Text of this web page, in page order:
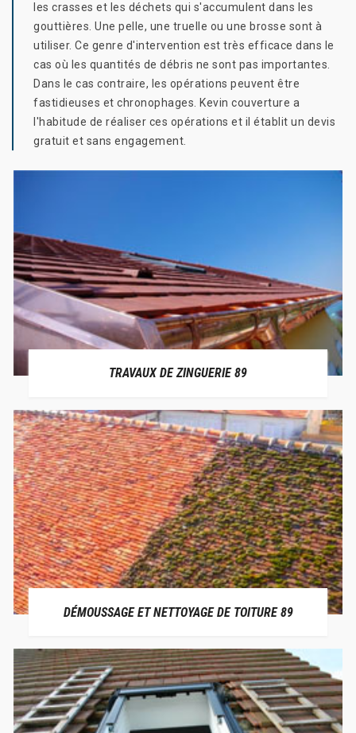
les crasses et les déchets qui s'accumulent dans les
gouttières. Une pelle, une truelle ou une brosse sont à
utiliser. Ce genre d'intervention est très efficace dans le
cas où les quantités de débris ne sont pas importantes.
Dans le cas contraire, les opérations peuvent être
fastidieuses et chronophages. Kevin couverture a
l'habitude de réaliser ces opérations et il établit un devis
gratuit et sans engagement.
TRAVAUX DE ZINGUERIE 89
DÉMOUSSAGE ET NETTOYAGE DE TOITURE 89